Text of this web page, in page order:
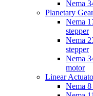
Nema
Planetary
Nema
stepper
Nema
stepper
Nema
motor
Linear
Nema